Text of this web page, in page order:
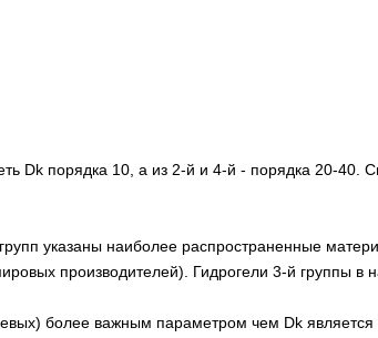
Dk порядка 10, а из 2-й и 4-й - порядка 20-40.
указаны наиболее распространенные
производителей). Гидрогели 3-й группы в
более важным параметром чем Dk